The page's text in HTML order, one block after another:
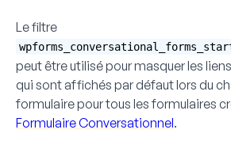
Le filtre
peut être utilisé pour masquer les liens
qui sont affichés par défaut lors du
formulaire pour tous les formulaires
Formulaire Conversationnel.